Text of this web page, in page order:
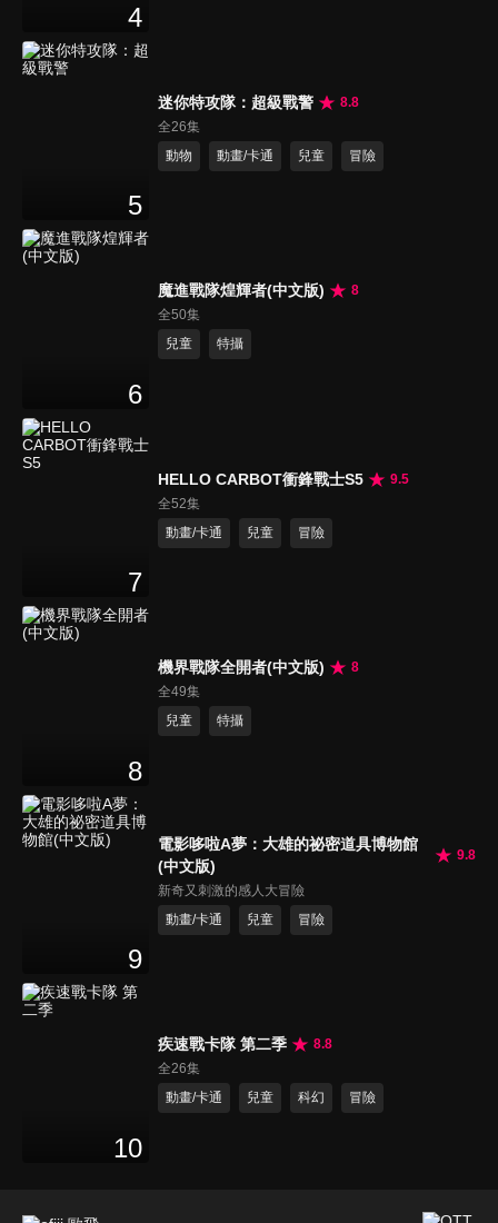
4
5
迷你特攻隊：超級戰警
8.8
全26集
動物
動畫/卡通 兒童 冒險
6
魔進戰隊煌輝者(中文版)
8
全50集
兒童
特攝
7
HELLO CARBOT衝鋒戰士S5
9.5
全52集
動畫/卡通
兒童 冒險
8
機界戰隊全開者(中文版)
8
全49集
兒童
特攝
9
電影哆啦A夢：大雄的祕密道具博物館
(中文版)
9.8
新奇又刺激的感人大冒險
動畫/卡通
兒童 冒險
10
疾速戰卡隊 第二季
8.8
全26集
動畫/卡通
兒童 科幻 冒險